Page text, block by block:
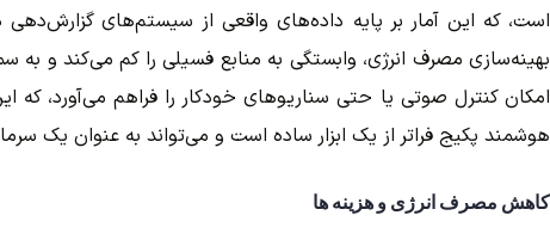
است، که این آمار بر پایه داده‌های واقعی از سیستم‌های
بهینه‌سازی مصرف انرژی، وابستگی به منابع فسیلی را کم می‌کند و
امکان کنترل صوتی یا حتی سناریوهای خودکار را فراهم می‌آورد، که
هوشمند پکیج فراتر از یک ابزار ساده است و می‌تواند به عنوان یک
کاهش مصرف انرژی و هزینه ها